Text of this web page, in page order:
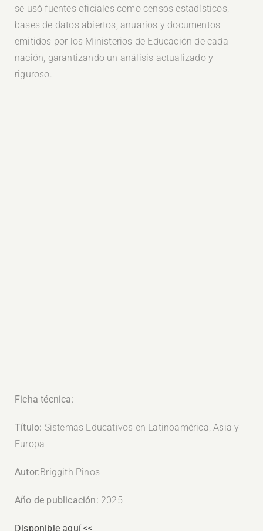
se usó fuentes oficiales como censos estadísticos,
bases de datos abiertos, anuarios y documentos
emitidos por los Ministerios de Educación de cada
nación, garantizando un análisis actualizado y
riguroso.
Ficha técnica:
Título: Sistemas Educativos en Latinoamérica, Asia y
Europa
Autor:Briggith Pinos
Año de publicación: 2025
Disponible aquí <<